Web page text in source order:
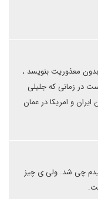
معذوریت بنویسد ،
در زمانی که جلیلی
ایران و امریکا در عمان
چی شد. ولی ی چیز